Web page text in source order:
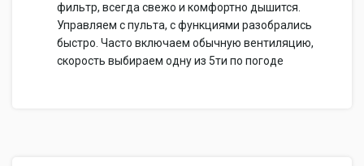
фильтр, всегда свежо и комфортно дышится.
Управляем с пульта, с функциями разобрались
быстро. Часто включаем обычную вентиляцию,
скорость выбираем одну из 5ти по погоде